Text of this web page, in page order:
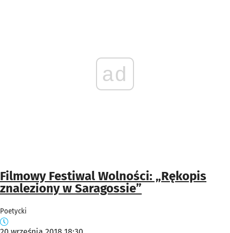
ad
Filmowy Festiwal Wolności: „Rękopis
znaleziony w Saragossie”
Poetycki